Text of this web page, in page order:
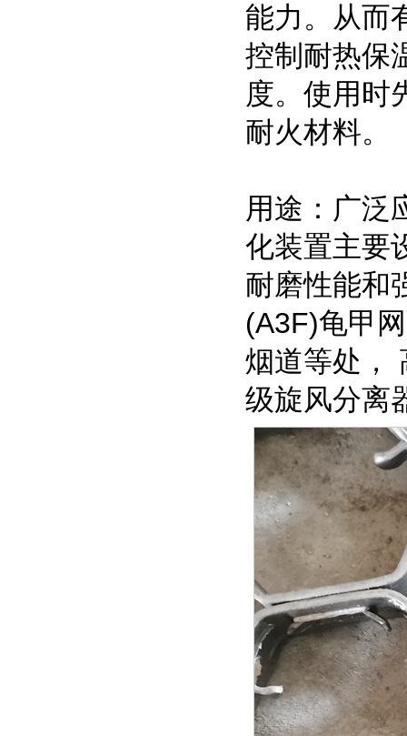
能力。从而
控制耐热保
度。使用时
耐火材料。
用途：广泛
化装置主要
耐磨性能和
(A3F)龟甲
烟道等处，
级旋风分离